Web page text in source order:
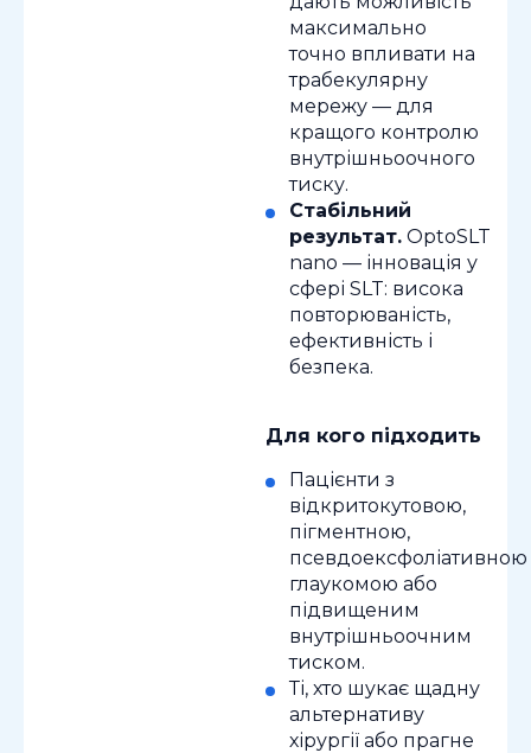
максимально
точно впливати на
трабекулярну
мережу — для
кращого контролю
внутрішньоочного
тиску.
Стабільний
результат. OptoSLT
nano — інновація у
сфері SLT: висока
повторюваність,
ефективність і
безпека.
Для кого підходить
Пацієнти з
відкритокутовою,
пігментною,
псевдоексфоліативною
глаукомою або
підвищеним
внутрішньоочним
тиском.
Ті, хто шукає щадну
альтернативу
хірургії або прагне